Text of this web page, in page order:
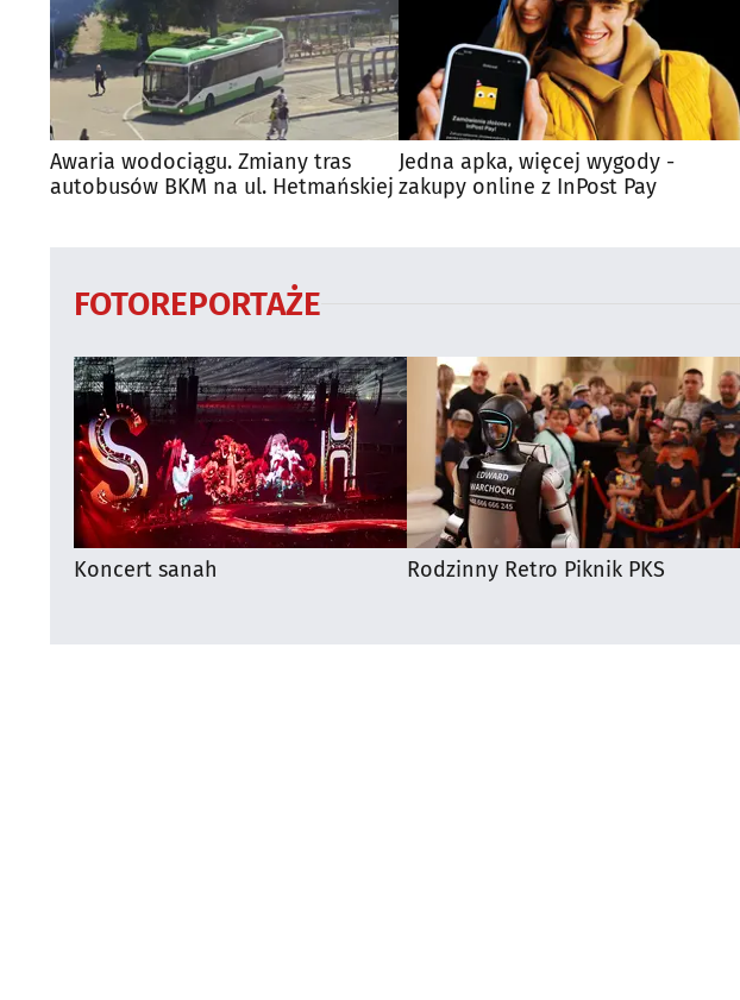
Awaria wodociągu. Zmiany tras
autobusów BKM na ul. Hetmańskiej
Jedna apka, więcej wygody -
zakupy online z InPost Pay
FOTOREPORTAŻE
Koncert sanah Rodzinny Retro Piknik PKS